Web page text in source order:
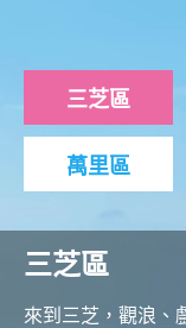
三芝區
萬里區
三芝區
來到三芝，觀浪、